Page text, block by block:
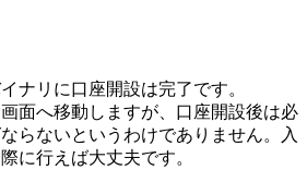
ナリに口座開設は完了です。
面へ移動しますが、口座開設後は必
らないというわけでありません。入
に行えば大丈夫です。